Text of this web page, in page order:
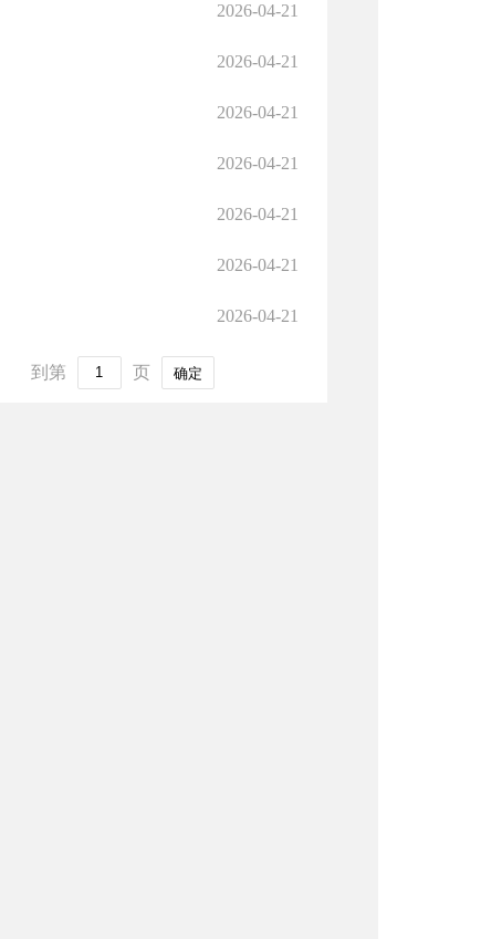
2026-04-21
2026-04-21
2026-04-21
2026-04-21
2026-04-21
2026-04-21
2026-04-21
到第 页 确定